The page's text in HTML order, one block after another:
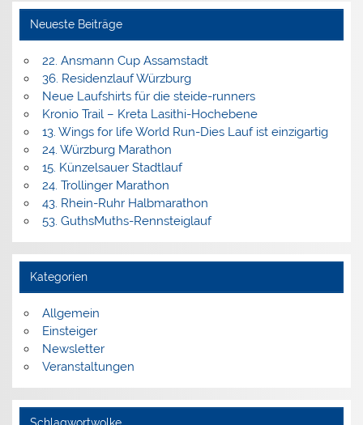
Neueste Beiträge
22. Ansmann Cup Assamstadt
36. Residenzlauf Würzburg
Neue Laufshirts für die steide-runners
Kronio Trail – Kreta Lasithi-Hochebene
13. Wings for life World Run-Dies Lauf ist einzigartig
24. Würzburg Marathon
15. Künzelsauer Stadtlauf
24. Trollinger Marathon
43. Rhein-Ruhr Halbmarathon
53. GuthsMuths-Rennsteiglauf
Kategorien
Allgemein
Einsteiger
Newsletter
Veranstaltungen